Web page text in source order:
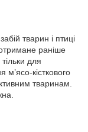
тварин і птиці
раніше
для
м’ясо-кісткового
тваринам.